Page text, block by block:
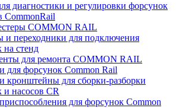
диагностики и регулировки форсунок
CommonRail
COMMON RAIL
и переходники для подключения
на стенд
для ремонта COMMON RAIL
для форсунок Common Rail
кронштейны для сборки-разборки
и насосов CR
для форсунок Common